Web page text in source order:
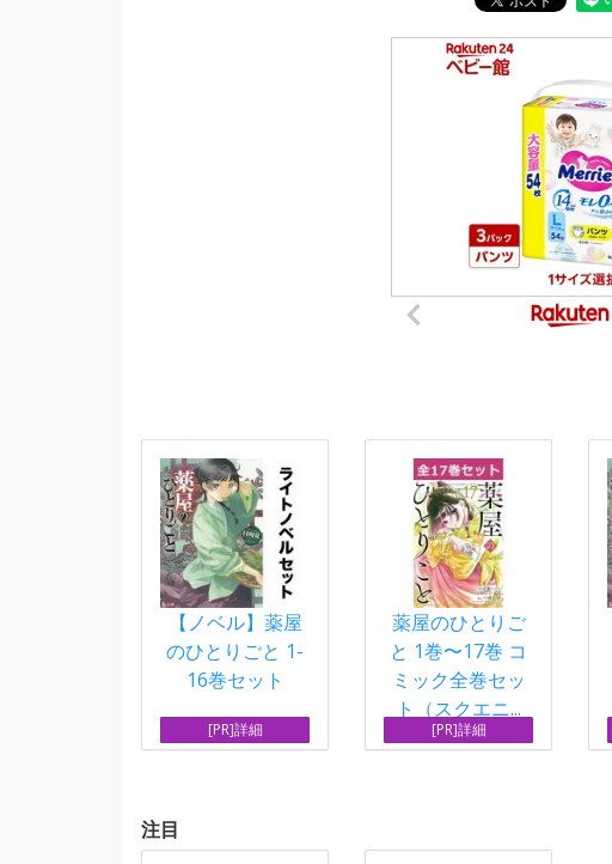
【ノベル】薬屋
のひとりごと 1-
16巻セット
[PR]詳細
薬屋のひとりご
と 1巻〜17巻 コ
ミック全巻セッ
ト（スクエニ...
[PR]詳細
注目